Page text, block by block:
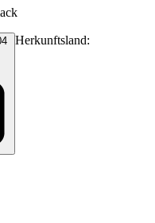
Herkunftsland: